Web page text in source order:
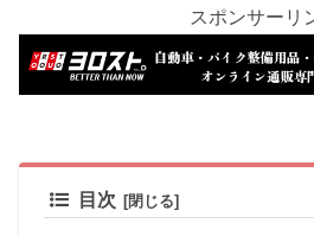
スポンサーリ
目次